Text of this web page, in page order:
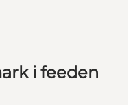
i feeden